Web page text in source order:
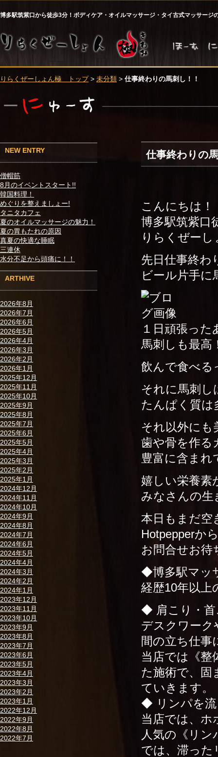
博多駅筑紫口から徒歩3分！ボディケア・オイルマッサージ・タイ古式マッサージ
りらくぜーしょん極 トップ> 未分類 > 仕事終わりの馬刺し！！
NEW ENTRY
僧帽筋
8月のイベントスタート!!
韓国料理！
めぐりを整えましょー!
タニタカフェ
夏のオイルマッサージの魅力！
夏の胃もたれの原因
真夏の快適な睡眠
三連休
水分不足から頭痛に！！
ARTHIVE
2026年8月
2026年7月
2026年6月
2026年5月
2026年4月
2026年3月
2026年2月
2026年1月
2025年12月
2025年11月
2025年10月
2025年9月
2025年8月
2025年7月
2025年6月
2025年5月
2025年4月
2025年3月
2025年2月
2025年1月
2024年12月
2024年11月
2024年10月
2024年9月
2024年8月
2024年7月
2024年6月
2024年5月
2024年4月
2024年3月
2024年2月
2024年1月
2023年12月
2023年11月
2023年10月
2023年9月
2023年8月
2023年7月
2023年6月
2023年5月
2023年4月
2023年3月
2023年2月
2023年1月
2022年12月
2022年9月
2022年8月
2022年7月
仕事終わりの
こんにちは！
博多駅筑紫口
りらくぜー
先日仕事終わ
ビール片手
１日頑張っ
馬刺しも最高
飲んで食べる
それに馬刺し
たんぱく質は
それ以外にも
歯や骨を作る
豊富に含まれ
嬉しい栄養素
みなさんの
本日もまだ空
Hotpepperか
お問合せお待
◆博多駅マッ
経歴10年以上
◆ 肩こり・
デスクワーク
間の立ち仕事
当店では《整
た施術で、固
ていきます。
◆ リンパを
当店では、
人気の《リ
では、滞った